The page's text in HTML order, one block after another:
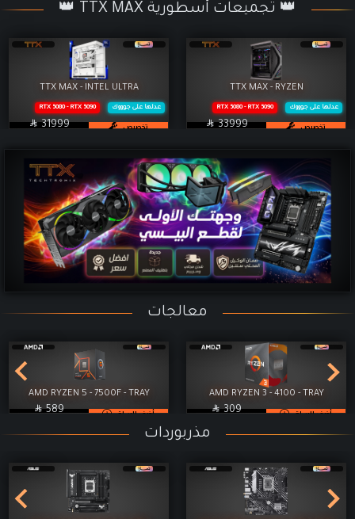
👑 TTX MAX تجميعات أسطورية 👑
TTX MAX - RYZEN
عدلها على جوووك RTX 5080 - RTX 5090
تخصيص  SAR
33999
TTX MAX - INTEL ULTRA
عدلها على جوووك RTX 5080 - RTX 5090
تخصيص  SAR
31999
معالجات
AMD RYZEN 3 - 4100 - TRAY
أضف للسلة
 SAR
309
AMD RYZEN 5 - 7500F - TRAY
أضف للسلة
 SAR
589
مذربوردات